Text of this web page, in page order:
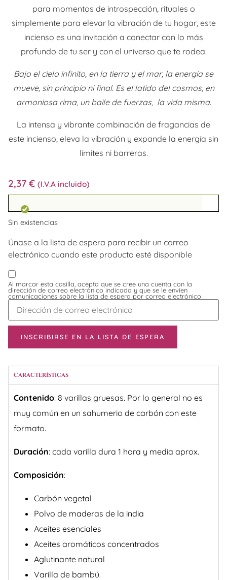
para momentos de introspección, rituales o
simplemente para elevar la vibración de tu hogar, este
incienso es una invitación a conectar con lo más
profundo de tu ser y con el universo que te rodea.
Bajo el cielo infinito, en la tierra y el mar, la energía se
mueve, sin principio ni final. Es el latido del cosmos, en
armoniosa rima, un baile de fuerzas, la vida misma.
La intensa y vibrante combinación de fragancias de
este incienso, eleva la vibración y expande la energía sin
límites ni barreras.
2,37 € (I.V.A incluido)
Sin existencias
Únase a la lista de espera para recibir un correo
electrónico cuando este producto esté disponible
Al marcar esta casilla, acepta que se cree una cuenta con la
dirección de correo electrónico indicada y que se le envíen
comunicaciones sobre la lista de espera por correo electrónico
Introduzca
dirección
de
correo
para
en
la
lista
espera
este
producto
INSCRIBIRSE EN LA LISTA DE ESPERA
Características
Contenido: 8 varillas gruesas. Por lo general no es
muy común en un sahumerio de carbón con este
formato.
Duración: cada varilla dura 1 hora y media aprox.
Composición:
Carbón vegetal
Polvo de maderas de la india
Aceites esenciales
Aceites aromáticos concentrados
Aglutinante natural
Varilla de bambú.